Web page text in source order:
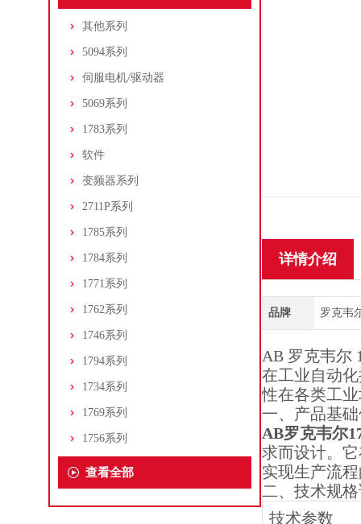
其他系列
5094系列
伺服电机/驱动器
5069系列
1783系列
软件
变频器系列
2711P系列
1785系列
1784系列
1771系列
1762系列
1746系列
1794系列
1734系列
1769系列
1756系列
查看全部
详情介绍
品牌 罗克韦
AB 罗克韦尔
在工业自动
性在各类工
一、产品基
AB罗克韦尔
求而设计。
实现生产流
二、技术规
技术参数